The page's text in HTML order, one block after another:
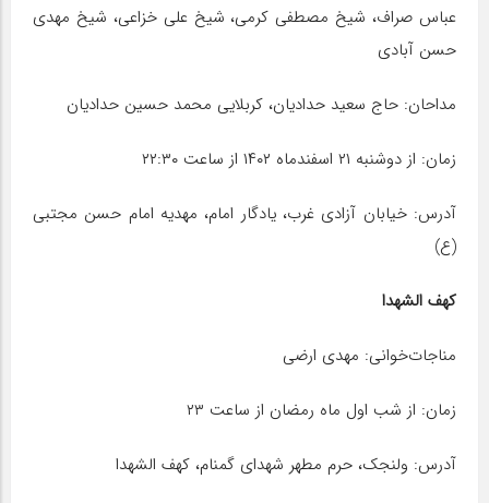
عباس صراف، شیخ مصطفی کرمی، شیخ علی خزاعی، شیخ مهدی
حسن آبادی
مداحان: حاج سعید حدادیان، کربلایی محمد حسین حدادیان
زمان: از دوشنبه ۲۱ اسفندماه ۱۴۰۲ از ساعت ۲۲:۳۰
آدرس: خیابان آزادی غرب، یادگار امام، مهدیه امام حسن مجتبی
(ع)
کهف الشهدا
مناجات‌خوانی: مهدی ارضی
زمان: از شب اول ماه رمضان از ساعت ۲۳
آدرس: ولنجک، حرم مطهر شهدای گمنام، کهف الشهدا